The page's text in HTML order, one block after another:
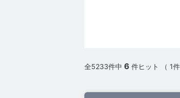
全5233件中 6 件ヒット （ 1